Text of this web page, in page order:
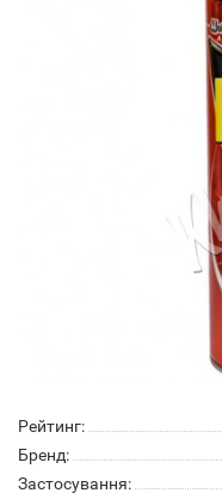
Рейтинг:
Бренд:
Застосування: